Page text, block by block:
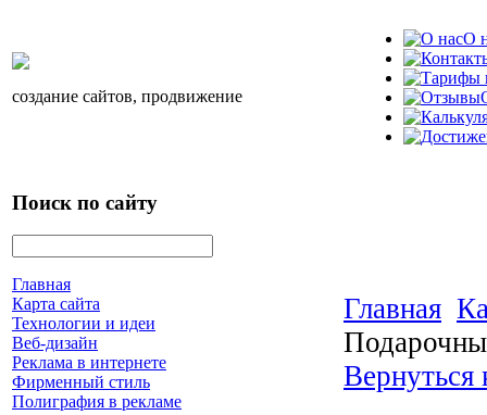
создание сайтов, продвижение
О
Поиск по сайту
Главная
Карта сайта
Технологии и идеи
Веб-дизайн
Реклама в интернете
Фирменный стиль
Полиграфия в рекламе
Главная